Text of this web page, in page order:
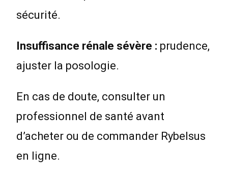
sécurité.
Insuffisance rénale sévère : prudence,
ajuster la posologie.
En cas de doute, consulter un
professionnel de santé avant
d’acheter ou de commander Rybelsus
en ligne.